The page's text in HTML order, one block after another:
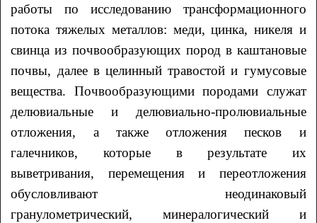
работы по исследованию трансформационного
потока тяжелых металлов: меди, цинка, никеля и
свинца из почвообразующих пород в каштановые
почвы, далее в целинный травостой и гумусовые
вещества. Почвообразующими породами служат
делювиальные и делювиально-пролювиальные
отложения, а также отложения песков и
галечников, которые в результате их
выветривания, перемещения и переотложения
обусловливают неодинаковый
гранулометрический, минералогический и